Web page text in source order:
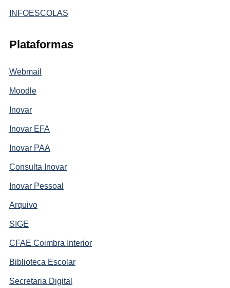
INFOESCOLAS
Plataformas
Webmail
Moodle
Inovar
Inovar EFA
Inovar PAA
Consulta Inovar
Inovar Pessoal
Arquivo
SIGE
CFAE Coimbra Interior
Biblioteca Escolar
Secretaria Digital